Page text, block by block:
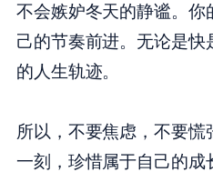
不会嫉妒冬天的静谧。你
己的节奏前进。无论是快
的人生轨迹。
所以，不要焦虑，不要
一刻，珍惜属于自己的成